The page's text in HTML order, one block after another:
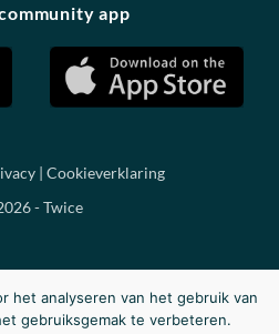
app
| Cookieverklaring
- Twice
het analyseren van het gebruik van
gebruiksgemak te verbeteren.